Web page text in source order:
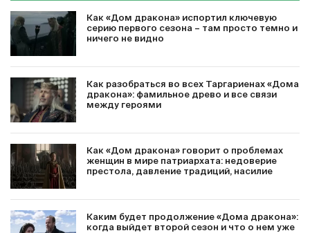
Как «Дом дракона» испортил ключевую
серию первого сезона – там просто темно и
ничего не видно
Как разобраться во всех Таргариенах «Дома
дракона»: фамильное древо и все связи
между героями
Как «Дом дракона» говорит о проблемах
женщин в мире патриархата: недоверие
престола, давление традиций, насилие
Каким будет продолжение «Дома дракона»:
когда выйдет второй сезон и что о нем уже